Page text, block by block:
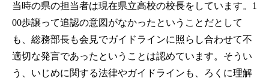
当時の県の担当者は現在県立高校の校長をしています。1
00歩譲って追認の意図がなかったということだとして
も、総務部長も会見でガイドラインに照らし合わせて不
適切な発言であったということは認めています。そうい
う、いじめに関する法律やガイドラインも、ろくに理解